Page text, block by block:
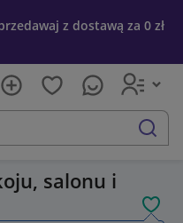
z dostawą za 0 zł
szukaj
salonu i